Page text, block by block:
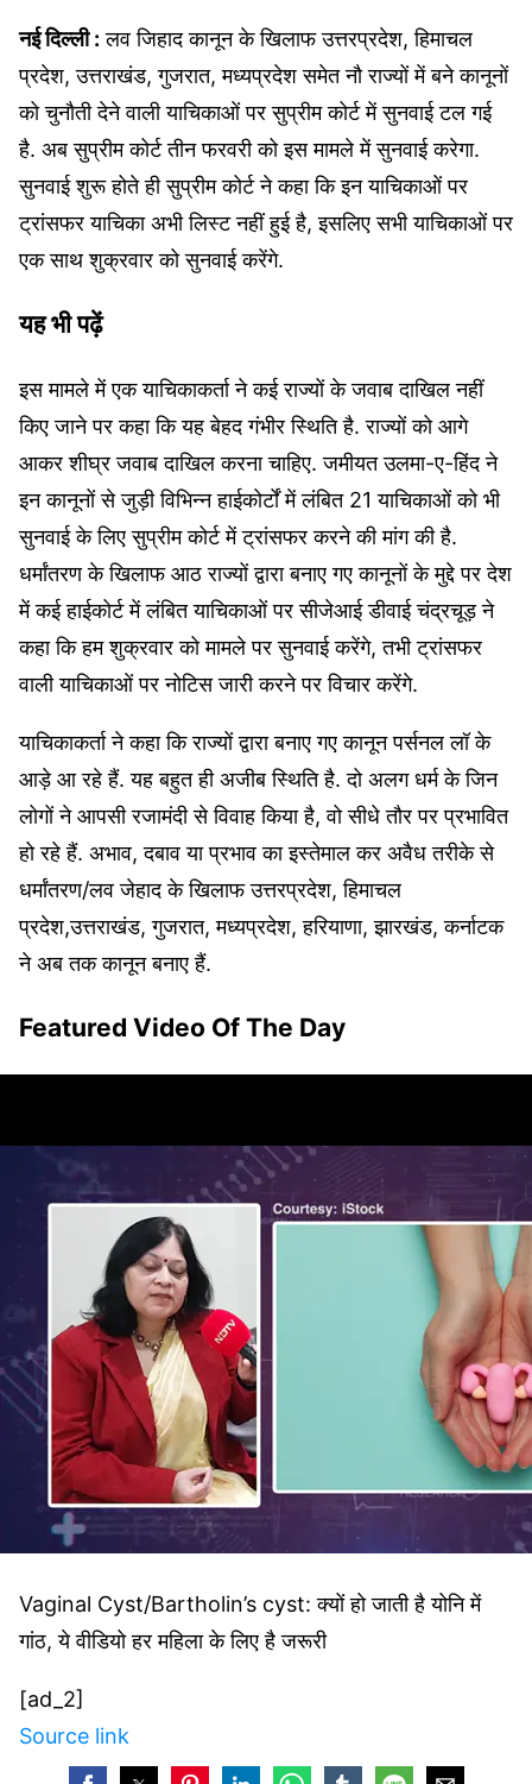
नई दिल्‍ली : लव जिहाद कानून के खिलाफ उत्तरप्रदेश, हिमाचल
प्रदेश, उत्तराखंड, गुजरात, मध्यप्रदेश समेत नौ राज्यों में बने कानूनों
को चुनौती देने वाली याचिकाओं पर सुप्रीम कोर्ट में सुनवाई टल गई
है. अब सुप्रीम कोर्ट तीन फरवरी को इस मामले में सुनवाई करेगा.
सुनवाई शुरू होते ही सुप्रीम कोर्ट ने कहा कि इन याचिकाओं पर
ट्रांसफर याचिका अभी लिस्ट नहीं हुई है, इसलिए सभी याचिकाओं पर
एक साथ शुक्रवार को सुनवाई करेंगे.
यह भी पढ़ें
इस मामले में एक याचिकाकर्ता ने कई राज्यों के जवाब दाखिल नहीं
किए जाने पर कहा कि यह बेहद गंभीर स्थिति है. राज्यों को आगे
आकर शीघ्र जवाब दाखिल करना चाहिए. जमीयत उलमा-ए-हिंद ने
इन कानूनों से जुड़ी विभिन्न हाईकोर्टों में लंबित 21 याचिकाओं को भी
सुनवाई के लिए सुप्रीम कोर्ट में ट्रांसफर करने की मांग की है.
धर्मांतरण के खिलाफ आठ राज्यों द्वारा बनाए गए कानूनों के मुद्दे पर देश
में कई हाईकोर्ट में लंबित याचिकाओं पर सीजेआई डीवाई चंद्रचूड़ ने
कहा कि हम शुक्रवार को मामले पर सुनवाई करेंगे, तभी ट्रांसफर
वाली याचिकाओं पर नोटिस जारी करने पर विचार करेंगे.
याचिकाकर्ता ने कहा कि राज्यों द्वारा बनाए गए कानून पर्सनल लॉ के
आड़े आ रहे हैं. यह बहुत ही अजीब स्थिति है. दो अलग धर्म के जिन
लोगों ने आपसी रजामंदी से विवाह किया है, वो सीधे तौर पर प्रभावित
हो रहे हैं. अभाव, दबाव या प्रभाव का इस्तेमाल कर अवैध तरीके से
धर्मांतरण/लव जेहाद के खिलाफ उत्तरप्रदेश, हिमाचल
प्रदेश,उत्तराखंड, गुजरात, मध्यप्रदेश, हरियाणा, झारखंड, कर्नाटक
ने अब तक कानून बनाए हैं.
Featured Video Of The Day
Vaginal Cyst/Bartholin’s cyst: क्यों हो जाती है योनि में
गांठ, ये वीडियो हर महिला के लिए है जरूरी
[ad_2]
Source link